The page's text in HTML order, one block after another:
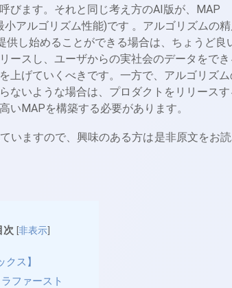
びます。それと同じ考え方のAI版が、MAP
アルゴリズム性能)です 。アルゴリズムの
供し始めることができる場合は、ちょうど良
ースし、ユーザからの実社会のデータをで
上げていくべきです。一方で、アルゴリズ
ないような場合は、プロダクトをリリース
いMAPを構築する必要があります。
いますので、興味のある方は是非原文をお
次 [非表示]
クス】
ファースト